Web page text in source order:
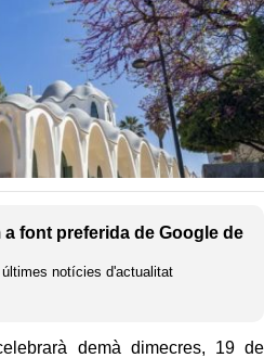
a font preferida de Google de
notícies d'actualitat
demà dimecres, 19 de